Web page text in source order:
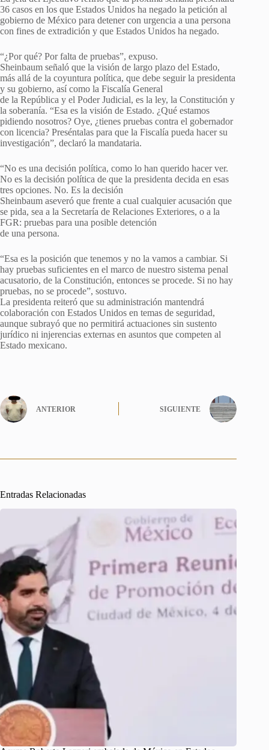
36 casos en los que Estados Unidos ha negado la petición al
gobierno de México para detener con urgencia a una persona
con fines de extradición y que Estados Unidos ha negado.
“¿Por qué? Por falta de pruebas”, expuso.
Sheinbaum señaló que la visión de largo plazo del Estado,
más allá de la coyuntura política, que debe seguir la presidenta
y su gobierno, así como la Fiscalía General
de la República y el Poder Judicial, es la ley, la Constitución y
la soberanía. “Esa es la visión de Estado. ¿Qué estamos
pidiendo nosotros? Oye, ¿tienes pruebas contra el gobernador
con licencia? Preséntalas para que la Fiscalía pueda hacer su
investigación”, declaró la mandataria.
“No es una decisión política, como lo han querido hacer ver.
No es la decisión política de que la presidenta decida en esas
tres opciones. No. Es la decisión
Sheinbaum aseveró que frente a cual cualquier acusación que
se pida, sea a la Secretaría de Relaciones Exteriores, o a la
FGR: pruebas para una posible detención
de una persona.
“Esa es la posición que tenemos y no la vamos a cambiar. Si
hay pruebas suficientes en el marco de nuestro sistema penal
acusatorio, de la Constitución, entonces se procede. Si no hay
pruebas, no se procede”, sostuvo.
La presidenta reiteró que su administración mantendrá
colaboración con Estados Unidos en temas de seguridad,
aunque subrayó que no permitirá actuaciones sin sustento
jurídico ni injerencias externas en asuntos que competen al
Estado mexicano.
ANTERIOR SIGUIENTE
Entradas Relacionadas